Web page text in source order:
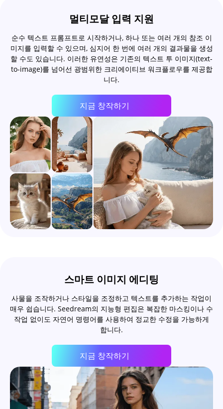
멀티모달 입력 지원
순수 텍스트 프롬프트로 시작하거나, 하나 또는 여러 개의 참조 이
미지를 입력할 수 있으며, 심지어 한 번에 여러 개의 결과물을 생성
할 수도 있습니다. 이러한 유연성은 기존의 텍스트 투 이미지(text-
to-image)를 넘어선 광범위한 크리에이티브 워크플로우를 제공합
니다.
지금 창작하기
스마트 이미지 에디팅
사물을 조작하거나 스타일을 조정하고 텍스트를 추가하는 작업이
매우 쉽습니다. Seedream의 지능형 편집은 복잡한 마스킹이나 수
작업 없이도 자연어 명령어를 사용하여 정교한 수정을 가능하게
합니다.
지금 창작하기